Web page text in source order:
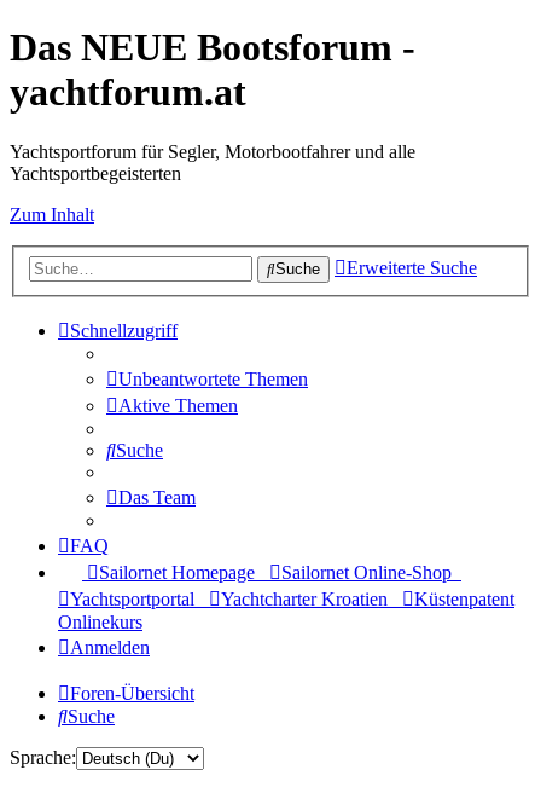
Das NEUE Bootsforum -
yachtforum.at
Yachtsportforum für Segler, Motorbootfahrer und alle
Yachtsportbegeisterten
Zum Inhalt
Suche Erweiterte Suche
Schnellzugriff
Unbeantwortete Themen
Aktive Themen
Suche
Das Team
FAQ
Sailornet Homepage
Sailornet Online-Shop
Yachtsportportal
Yachtcharter Kroatien
Küstenpatent
Onlinekurs
Anmelden
Foren-Übersicht
Suche
Sprache: